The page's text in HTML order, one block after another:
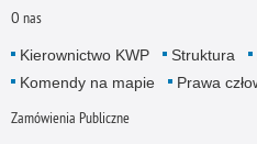
O nas
Kierownictwo KWP Struktura
Komendy na mapie
Prawa
Zamówienia Publiczne